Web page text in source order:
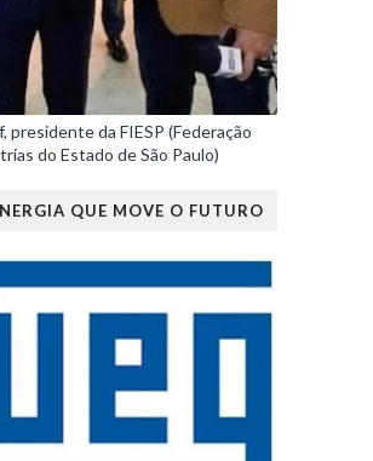
presidente da FIESP (Federação
do Estado de São Paulo)
QUE MOVE O FUTURO